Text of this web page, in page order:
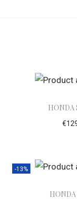
HONDA
€
-13%
HONDA